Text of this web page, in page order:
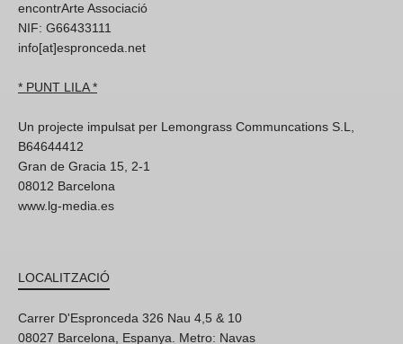
encontrArte Associació
NIF: G66433111
info[at]espronceda.net
* PUNT LILA *
Un projecte impulsat per Lemongrass Communcations S.L,
B64644412
Gran de Gracia 15, 2-1
08012 Barcelona
www.lg-media.es
LOCALITZACIÓ
Carrer D'Espronceda 326 Nau 4,5 & 10
08027 Barcelona, Espanya. Metro: Navas